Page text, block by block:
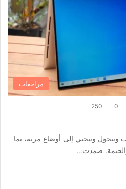
مراجعات
0
250
متحول 2 في 1 يقلب ويتحول وينحني إلى أوضاع مرنة، بما
صمدت…